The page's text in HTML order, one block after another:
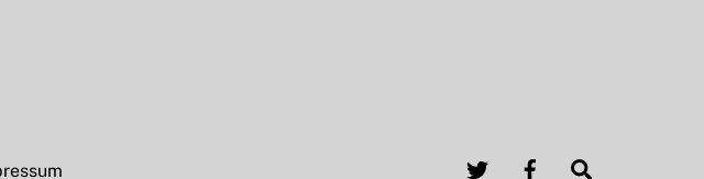
Twitter Facebook